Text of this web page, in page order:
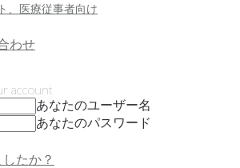
、医療従事者向け
わせ
account
あなたのユーザー名
あなたのパスワード
たか？